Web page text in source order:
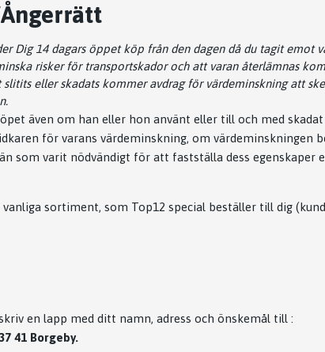
Dig 14 dagars öppet köp från den dagen då du tagit emot
risker för transportskador och att varan återlämnas
eller skadats kommer avdrag för värdeminskning att
även om han eller hon använt eller till och med
för varans värdeminskning, om värdeminskningen
som varit nödvändigt för att fastställa dess egenskaper
sortiment, som Top12 special beställer till dig
en lapp med ditt namn, adress och önskemål till :
41 Borgeby.